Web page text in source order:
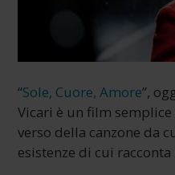
“Sole, Cuore, Amore”,
Vicari è un film
verso della canzone da
esistenze di cui